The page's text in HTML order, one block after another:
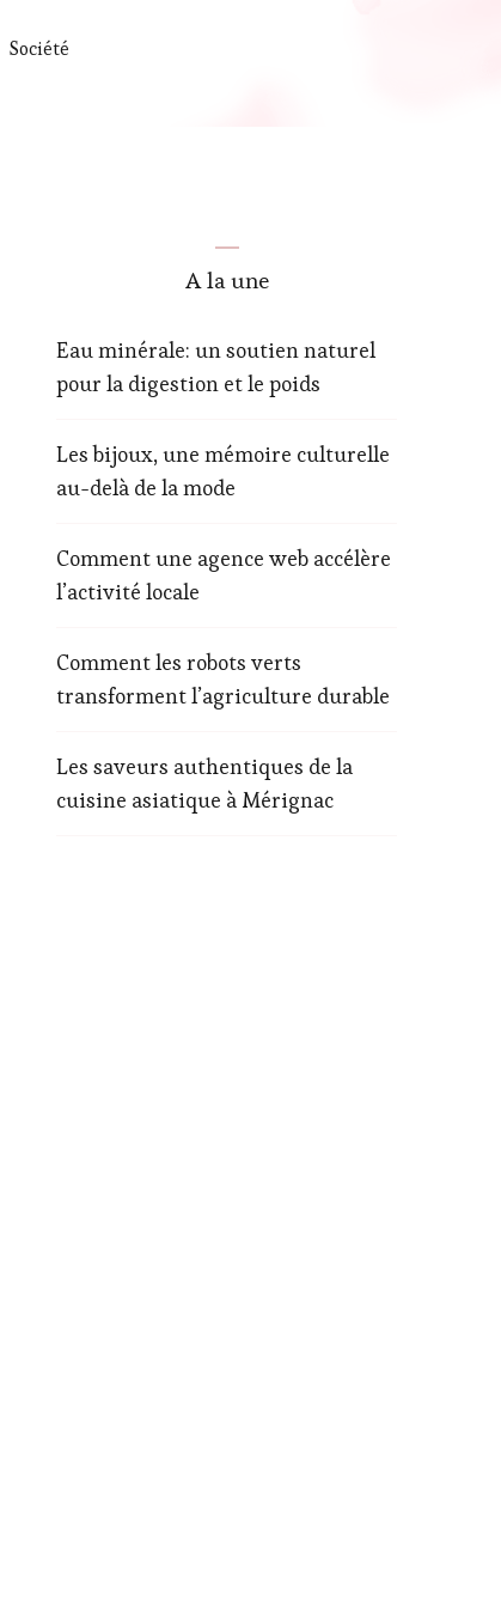
Société
A la une
Eau minérale: un soutien naturel
pour la digestion et le poids
Les bijoux, une mémoire culturelle
au-delà de la mode
Comment une agence web accélère
l’activité locale
Comment les robots verts
transforment l’agriculture durable
Les saveurs authentiques de la
cuisine asiatique à Mérignac